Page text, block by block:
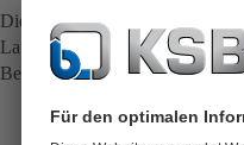
Die Flusslinie bezeichnet die
Laufrades. Bei Rotation dieser
Berechnung von Laufrädern